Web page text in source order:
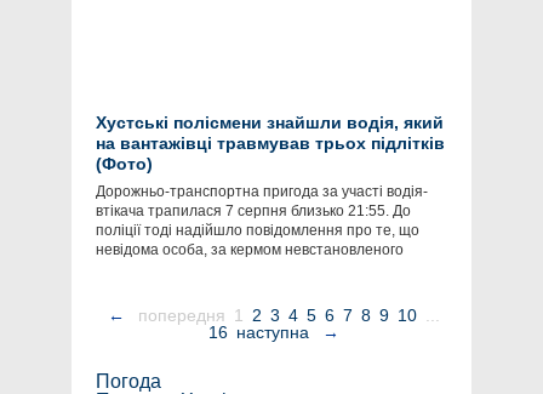
Хустські полісмени знайшли водія, який
на вантажівці травмував трьох підлітків
(Фото)
Дорожньо-транспортна пригода за участі водія-
втікача трапилася 7 серпня близько 21:55. До
поліції тоді надійшло повідомлення про те, що
невідома особа, за кермом невстановленого
← попередня 1 2 3 4 5 6 7 8 9 10
16 наступна →
Погода